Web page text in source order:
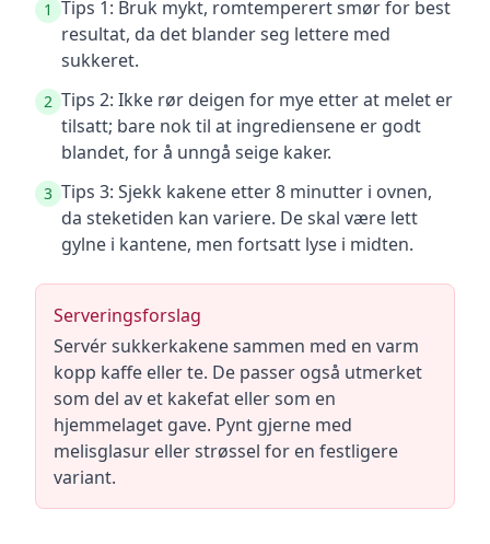
1 Tips 1: Bruk mykt, romtemperert smør for best
resultat, da det blander seg lettere med
sukkeret.
2 Tips 2: Ikke rør deigen for mye etter at melet er
tilsatt; bare nok til at ingrediensene er godt
blandet, for å unngå seige kaker.
3 Tips 3: Sjekk kakene etter 8 minutter i ovnen,
da steketiden kan variere. De skal være lett
gylne i kantene, men fortsatt lyse i midten.
Serveringsforslag
Servér sukkerkakene sammen med en varm
kopp kaffe eller te. De passer også utmerket
som del av et kakefat eller som en
hjemmelaget gave. Pynt gjerne med
melisglasur eller strøssel for en festligere
variant.